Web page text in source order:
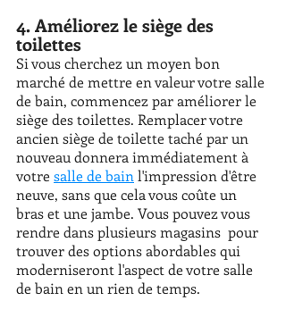
4. Améliorez le siège des
toilettes
Si vous cherchez un moyen bon
marché de mettre en valeur votre salle
de bain, commencez par améliorer le
siège des toilettes. Remplacer votre
ancien siège de toilette taché par un
nouveau donnera immédiatement à
votre salle de bain l'impression d'être
neuve, sans que cela vous coûte un
bras et une jambe. Vous pouvez vous
rendre dans plusieurs magasins  pour
trouver des options abordables qui
moderniseront l'aspect de votre salle
de bain en un rien de temps.